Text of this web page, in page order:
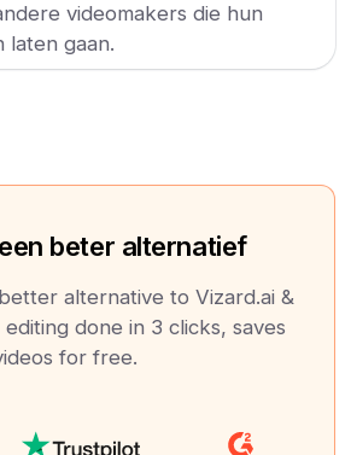
videomakers die hun
laten gaan.
beter alternatief
alternative to Vizard.ai &
done in 3 clicks, saves
for free.